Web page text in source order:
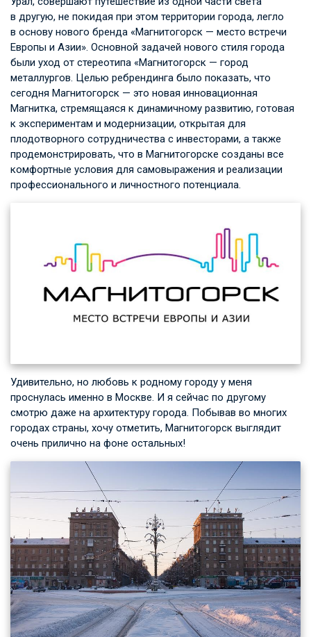
в другую, не покидая при этом территории города, легло
в основу нового бренда «Магнитогорск — место встречи
Европы и Азии». Основной задачей нового стиля города
были уход от стереотипа «Магнитогорск — город
металлургов. Целью ребрендинга было показать, что
сегодня Магнитогорск — это новая инновационная
Магнитка, стремящаяся к динамичному развитию, готовая
к экспериментам и модернизации, открытая для
плодотворного сотрудничества с инвесторами, а также
продемонстрировать, что в Магнитогорске созданы все
комфортные условия для самовыражения и реализации
профессионального и личностного потенциала.
Удивительно, но любовь к родному городу у меня
проснулась именно в Москве. И я сейчас по другому
смотрю даже на архитектуру города. Побывав во многих
городах страны, хочу отметить, Магнитогорск выглядит
очень прилично на фоне остальных!